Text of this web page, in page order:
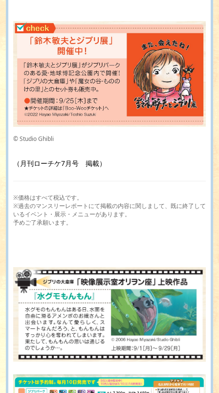
© Studio Ghibli
（月刊ローチケ7月号 掲載）
※価格はすべて税込です。
※過去のマンスリーレポートにて掲載の内容に関しまして、既に終了して
いるイベント・展示・メニューがあります。
予めご了承願います。